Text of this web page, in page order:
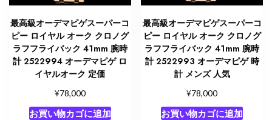
最高級オーデマピゲスーパーコ
ピー ロイヤル オーク クロノグ
ラフフライバック 41mm 腕時
計 2522994 オーデマピゲ ロ
イヤルオーク 定価
¥78,000
お買い物カゴに追加
最高級オーデマピゲスーパーコ
ピー ロイヤル オーク クロノグ
ラフフライバック 41mm 腕時
計 2522993 オーデマピゲ 時
計 メンズ 人気
¥78,000
お買い物カゴに追加